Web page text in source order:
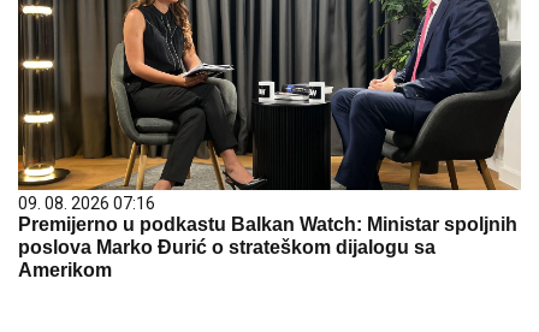
09. 08. 2026 07:16
Premijerno u podkastu Balkan Watch: Ministar spoljnih
poslova Marko Đurić o strateškom dijalogu sa
Amerikom